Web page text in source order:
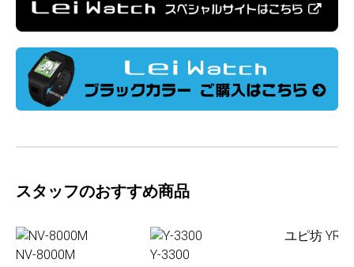
スタッフのおすすめ商品
NV-8000M Y-3300
ユピ坊 YR-